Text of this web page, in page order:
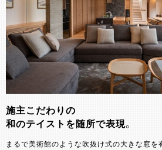
施主こだわりの
和のテイストを随所で表現。
まるで美術館のような吹抜け式の大きな窓を